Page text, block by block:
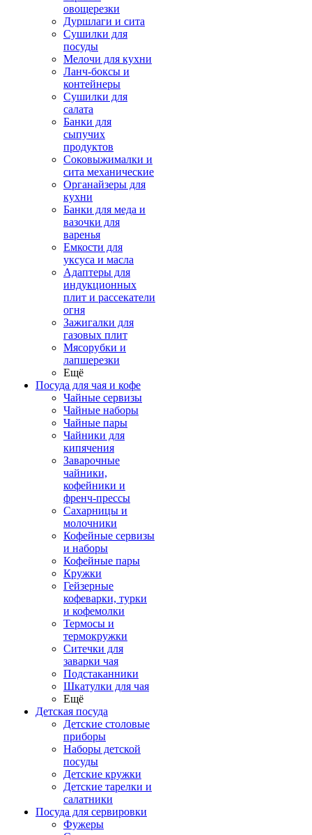
овощерезки
Дуршлаги и сита
Сушилки для
посуды
Мелочи для кухни
Ланч-боксы и
контейнеры
Сушилки для
салата
Банки для
сыпучих
продуктов
Соковыжималки и
сита механические
Органайзеры для
кухни
Банки для меда и
вазочки для
варенья
Емкости для
уксуса и масла
Адаптеры для
индукционных
плит и рассекатели
огня
Зажигалки для
газовых плит
Мясорубки и
лапшерезки
Ещё
Посуда для чая и кофе
Чайные сервизы
Чайные наборы
Чайные пары
Чайники для
кипячения
Заварочные
чайники,
кофейники и
френч-прессы
Сахарницы и
молочники
Кофейные сервизы
и наборы
Кофейные пары
Кружки
Гейзерные
кофеварки, турки
и кофемолки
Термосы и
термокружки
Ситечки для
заварки чая
Подстаканники
Шкатулки для чая
Ещё
Детская посуда
Детские столовые
приборы
Наборы детской
посуды
Детские кружки
Детские тарелки и
салатники
Посуда для сервировки
Фужеры